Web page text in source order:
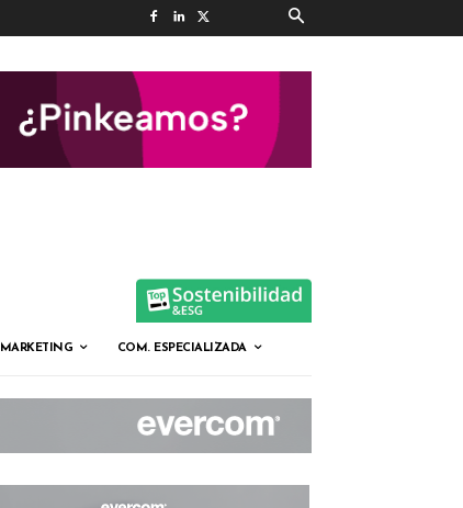
MARKETING COM. ESPECIALIZADA